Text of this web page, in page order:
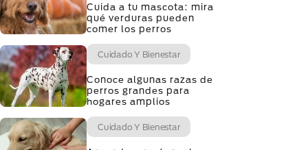
Cuida a tu mascota: mira
qué verduras pueden
comer los perros
Cuidado Y Bienestar
Conoce algunas razas de
perros grandes para
hogares amplios
Cuidado Y Bienestar